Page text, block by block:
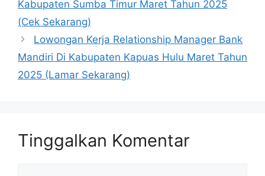
Kabupaten Sumba Timur Maret Tahun 2025
(Cek Sekarang)
Lowongan Kerja Relationship Manager Bank
Mandiri Di Kabupaten Kapuas Hulu Maret Tahun
2025 (Lamar Sekarang)
Tinggalkan Komentar